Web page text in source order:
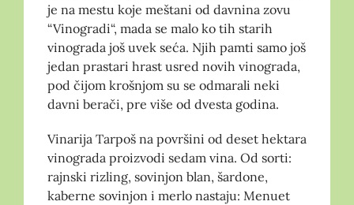
je na mestu koje meštani od davnina zovu
“Vinogradi“, mada se malo ko tih starih
vinograda još uvek seća. Njih pamti samo još
jedan prastari hrast usred novih vinograda,
pod čijom krošnjom su se odmarali neki
davni berači, pre više od dvesta godina.
Vinarija Tarpoš na površini od deset hektara
vinograda proizvodi sedam vina. Od sorti:
rajnski rizling, sovinjon blan, šardone,
kaberne sovinjon i merlo nastaju: Menuet